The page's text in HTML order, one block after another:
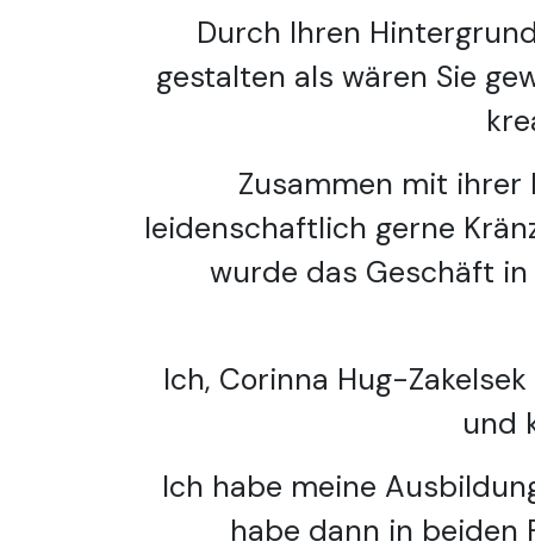
Durch Ihren
gestalten als wären Sie
Zusammen mit
leidenschaftlich gerne
wurde das Geschäft
Ich, Corinna Hug-
und
Ich habe meine
habe dann in beiden